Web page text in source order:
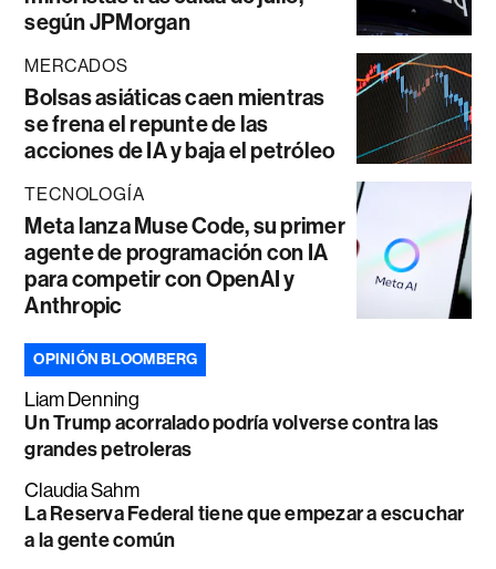
según JPMorgan
MERCADOS
Bolsas asiáticas caen mientras
se frena el repunte de las
acciones de IA y baja el petróleo
TECNOLOGÍA
Meta lanza Muse Code, su primer
agente de programación con IA
para competir con OpenAI y
Anthropic
OPINIÓN BLOOMBERG
Liam Denning
Un Trump acorralado podría volverse contra las
grandes petroleras
Claudia Sahm
La Reserva Federal tiene que empezar a escuchar
a la gente común